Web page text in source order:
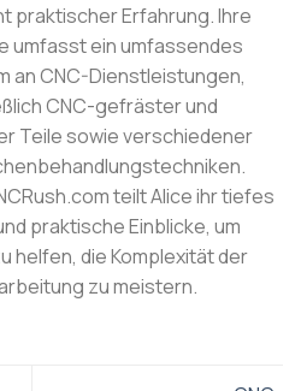
praktischer Erfahrung. Ihre
umfasst ein umfassendes
an CNC-Dienstleistungen,
CNC-gefräster und
Teile sowie verschiedener
teilt Alice ihr tiefes
praktische Einblicke, um
helfen, die Komplexität der
zu meistern.